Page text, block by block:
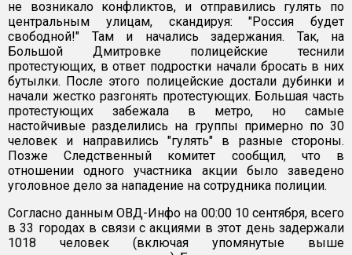
не возникало конфликтов, и отправились гулять по
центральным улицам, скандируя: "Россия будет
свободной!" Там и начались задержания. Так, на
Большой Дмитровке полицейские теснили
протестующих, в ответ подростки начали бросать в них
бутылки. После этого полицейские достали дубинки и
начали жестко разгонять протестующих. Большая часть
протестующих забежала в метро, но самые
настойчивые разделились на группы примерно по 30
человек и направились "гулять" в разные стороны.
Позже Следственный комитет сообщил, что в
отношении одного участника акции было заведено
уголовное дело за нападение на сотрудника полиции.
Согласно данным ОВД-Инфо на 00:00 10 сентября, всего
в 33 городах в связи с акциями в этот день задержали
1018 человек (включая упомянутые выше